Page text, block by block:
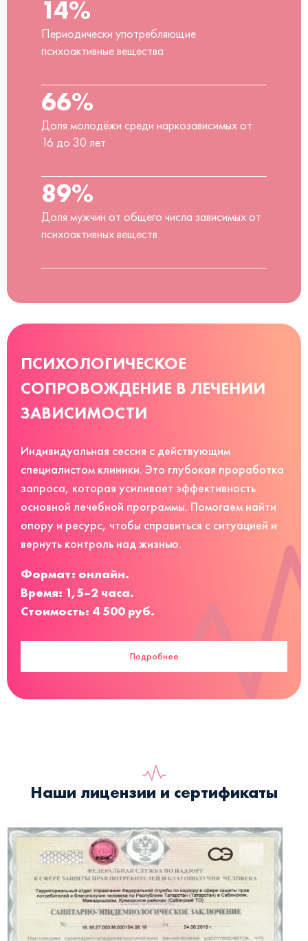
14%
Периодически употребляющие
психоактивные вещества
66%
Доля молодёжи среди наркозависимых от
16 до 30 лет
89%
Доля мужчин от общего числа зависимых от
психоактивных веществ
ПСИХОЛОГИЧЕСКОЕ
СОПРОВОЖДЕНИЕ В ЛЕЧЕНИИ
ЗАВИСИМОСТИ
Индивидуальная сессия с действующим
специалистом клиники. Это глубокая проработка
запроса, которая усиливает эффективность
основной лечебной программы. Помогаем найти
опору и ресурс, чтобы справиться с ситуацией и
вернуть контроль над жизнью.
Формат: онлайн.
Время: 1,5–2 часа.
Стоимость: 4 500 руб.
Подробнее
Наши лицензии и сертификаты